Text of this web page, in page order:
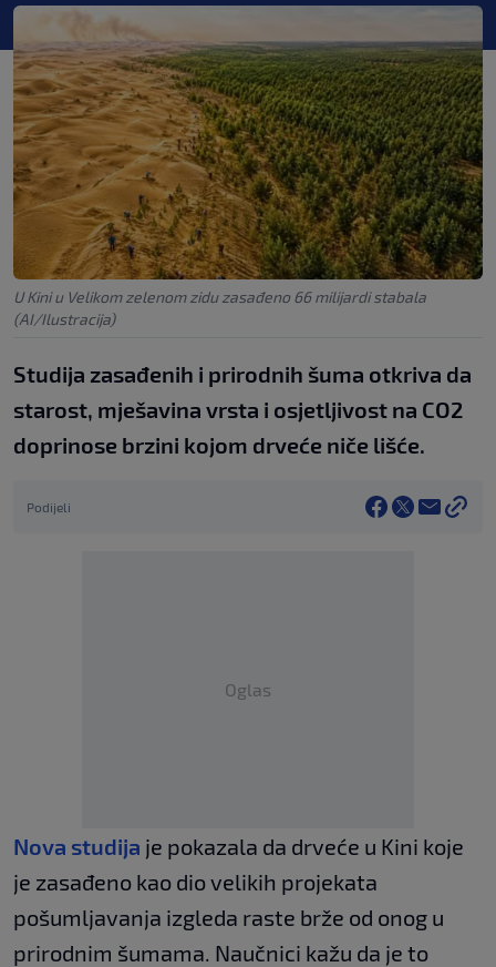
U Kini u Velikom zelenom zidu zasađeno 66 milijardi stabala
(AI/Ilustracija)
Studija zasađenih i prirodnih šuma otkriva da
starost, mješavina vrsta i osjetljivost na CO2
doprinose brzini kojom drveće niče lišće.
Podijeli
Oglas
Nova studija je pokazala da drveće u Kini koje
je zasađeno kao dio velikih projekata
pošumljavanja izgleda raste brže od onog u
prirodnim šumama. Naučnici kažu da je to